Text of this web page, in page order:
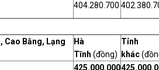
404.280.700
Cao Bằng, Lạng
Hà
Tĩnh (đồng)
Tỉnh
khác
425.000.000